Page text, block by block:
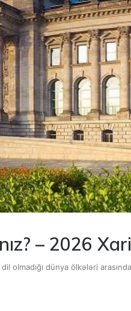
– 2026
olmadığı dünya ölkələri